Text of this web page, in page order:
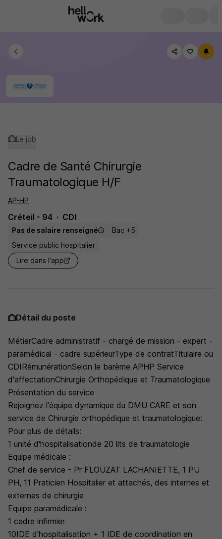
Le job
Cadre de Santé Chirurgie
Traumatologique H/F
AP-HP
Créteil - 94 CDI
Pas de salaire renseigné
Bac +5
Service public hospitalier
Lire dans l'app
Détail du poste
MétierCadre administratif - chargé de mission - expert -
paramédical - cadre supérieurType de contratTitulaire ou
CDIRémunérationSelon le barème APHP Service
d'affectationChirurgie Orthopédique et Traumatologique
Présentation du service
Rejoignez l'équipe dynamique du DMU CARE et son
service de Chirurgie orthopédique et traumatologique:
Pour plus de détails:
1 unité d'hospitalisationde 20 lits de traumatologie
Equipe médicale :
Chef de service - Pr FLOUZAT LACHANIETTE, 1 PU
PH, 11 Praticien Hospitalier et attachés, des internes et
externes de chirurgie
Equipe paramédicale :
1 cadre infirmier
10IDE d'hospitalisation + 1 IDE de coordination en